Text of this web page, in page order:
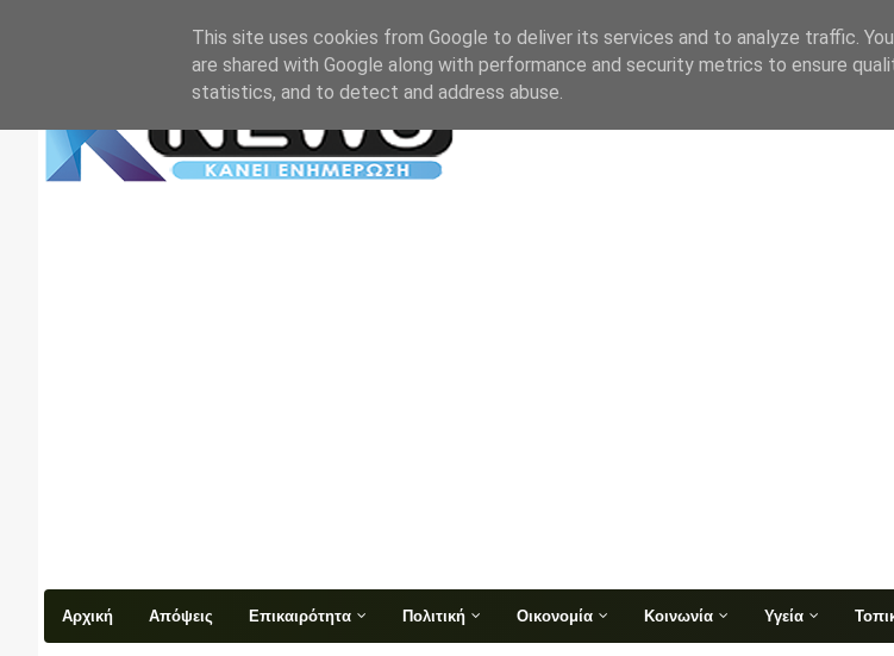
Αρχική Απόψεις Επικαιρότητα Πολιτική Οικονομία Κοινωνία Υγεία
This site uses cookies from Google to deliver its services and to analyze traffic.
are shared with Google along with performance and security metrics to ensure
statistics, and to detect and address abuse.